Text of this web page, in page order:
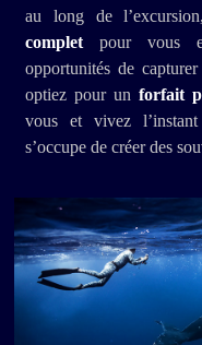
au long de
complet pour vous
opportunités de
optiez pour unforfait
vous et vivez
s’occupe de créer des